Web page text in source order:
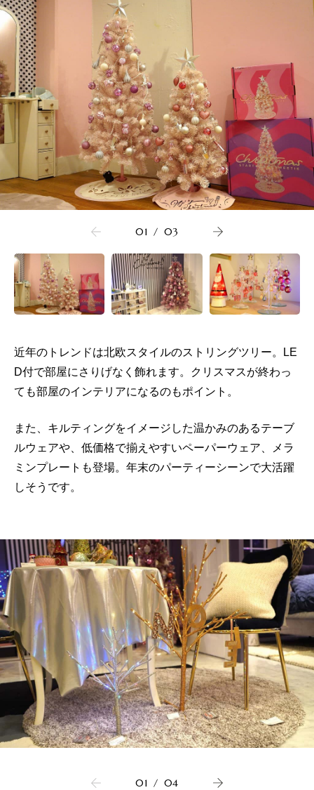
01 / 03
近年のトレンドは北欧スタイルのストリングツリー。LE
D付で部屋にさりげなく飾れます。クリスマスが終わっ
ても部屋のインテリアになるのもポイント。
また、キルティングをイメージした温かみのあるテーブ
ルウェアや、低価格で揃えやすいペーパーウェア、メラ
ミンプレートも登場。年末のパーティーシーンで大活躍
しそうです。
01 / 04